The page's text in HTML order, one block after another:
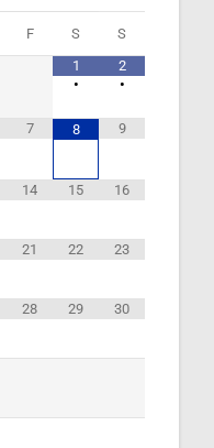
F S
S
1
•
2
•
7 8 9
14 15 16
21 22 23
28 29 30